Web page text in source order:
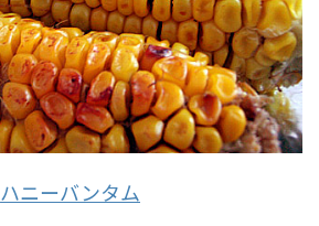
ハニーバンタム